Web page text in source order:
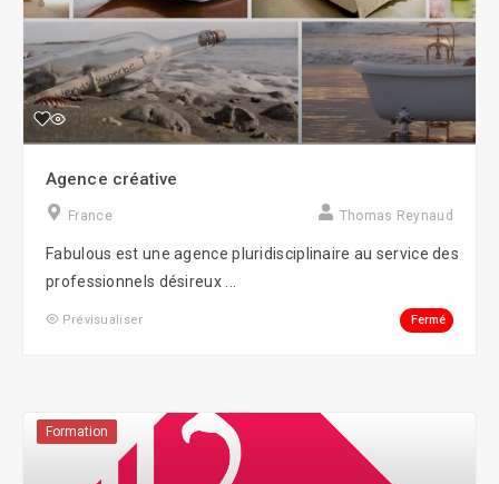
Agence créative
France Thomas Reynaud
Fabulous est une agence pluridisciplinaire au service des
professionnels désireux ...
Prévisualiser Fermé
Formation